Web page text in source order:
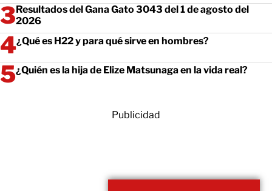
Resultados del Gana Gato 3043 del 1 de agosto del
2026
¿Qué es H22 y para qué sirve en hombres?
¿Quién es la hija de Elize Matsunaga en la vida real?
Publicidad